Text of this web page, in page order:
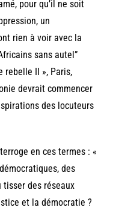
pour qu’il ne soit
un
rien à voir avec la
sans autel”
rebelle II », Paris,
devrait commencer
des locuteurs
en ces termes : «
des
des réseaux
et la démocratie ?